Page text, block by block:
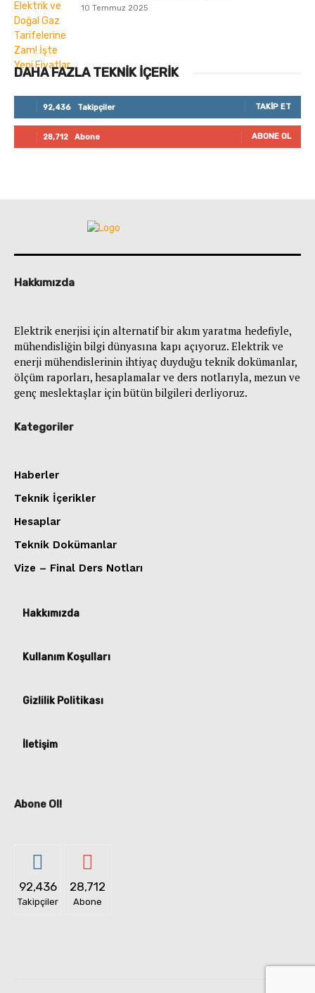
10 Temmuz 2025
DAHA FAZLA TEKNIK İÇERIK
92,436 Takipçiler TAKIP ET
28,712 Abone ABONE OL
Hakkımızda
Elektrik enerjisi için alternatif bir akım yaratma hedefiyle,
mühendisliğin bilgi dünyasına kapı açıyoruz. Elektrik ve
enerji mühendislerinin ihtiyaç duyduğu teknik dokümanlar,
ölçüm raporları, hesaplamalar ve ders notlarıyla, mezun ve
genç meslektaşlar için bütün bilgileri derliyoruz.
Kategoriler
Haberler
Teknik İçerikler
Hesaplar
Teknik Dokümanlar
Vize – Final Ders Notları
Hakkımızda
Kullanım Koşulları
Gizlilik Politikası
İletişim
Abone Ol!
92,436
Takipçiler
28,712
Abone